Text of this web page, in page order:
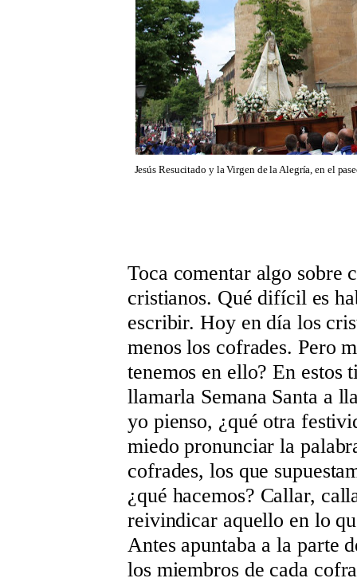
Jesús Resucitado y la Virgen de la Alegría, en el
Toca comentar algo sobre
cristianos. Qué difícil es
escribir. Hoy en día los
menos los cofrades. Pero
tenemos en ello? En estos
llamarla Semana Santa a
yo pienso, ¿qué otra
miedo pronunciar la
cofrades, los que
¿qué hacemos? Callar,
reivindicar aquello en lo
Antes apuntaba a la parte
los miembros de cada